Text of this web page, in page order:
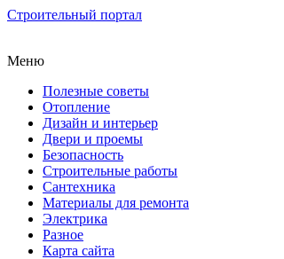
Строительный портал
Меню
Полезные советы
Отопление
Дизайн и интерьер
Двери и проемы
Безопасность
Строительные работы
Сантехника
Материалы для ремонта
Электрика
Разное
Карта сайта